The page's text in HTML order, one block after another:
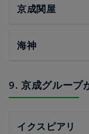
京成関屋
海神
9. 京成グループ
イクスピアリ